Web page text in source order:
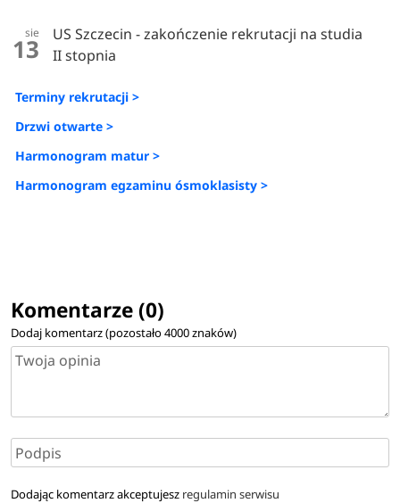
sie
13
US Szczecin - zakończenie rekrutacji na studia
II stopnia
Terminy rekrutacji >
Drzwi otwarte >
Harmonogram matur >
Harmonogram egzaminu ósmoklasisty >
Komentarze (0)
Dodaj komentarz (pozostało4000znaków)
Dodając komentarz akceptujesz regulamin serwisu